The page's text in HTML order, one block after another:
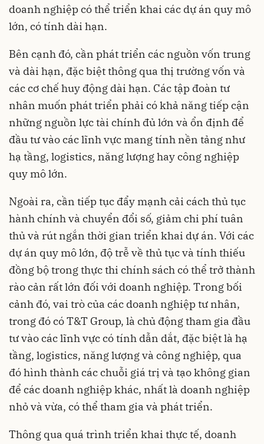
doanh nghiệp có thể triển khai các dự án quy mô
lớn, có tính dài hạn.
Bên cạnh đó, cần phát triển các nguồn vốn trung
và dài hạn, đặc biệt thông qua thị trường vốn và
các cơ chế huy động dài hạn. Các tập đoàn tư
nhân muốn phát triển phải có khả năng tiếp cận
những nguồn lực tài chính đủ lớn và ổn định để
đầu tư vào các lĩnh vực mang tính nền tảng như
hạ tầng, logistics, năng lượng hay công nghiệp
quy mô lớn.
Ngoài ra, cần tiếp tục đẩy mạnh cải cách thủ tục
hành chính và chuyển đổi số, giảm chi phí tuân
thủ và rút ngắn thời gian triển khai dự án. Với các
dự án quy mô lớn, độ trễ về thủ tục và tính thiếu
đồng bộ trong thực thi chính sách có thể trở thành
rào cản rất lớn đối với doanh nghiệp. Trong bối
cảnh đó, vai trò của các doanh nghiệp tư nhân,
trong đó có T&T Group, là chủ động tham gia đầu
tư vào các lĩnh vực có tính dẫn dắt, đặc biệt là hạ
tầng, logistics, năng lượng và công nghiệp, qua
đó hình thành các chuỗi giá trị và tạo không gian
để các doanh nghiệp khác, nhất là doanh nghiệp
nhỏ và vừa, có thể tham gia và phát triển.
Thông qua quá trình triển khai thực tế, doanh